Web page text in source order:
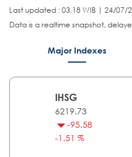
Last updated : 03.18 WIB | 24/07/
Data is a realtime snapshot,
Major Indexes
IHSG
6219.73
-95.58
-1.51 %